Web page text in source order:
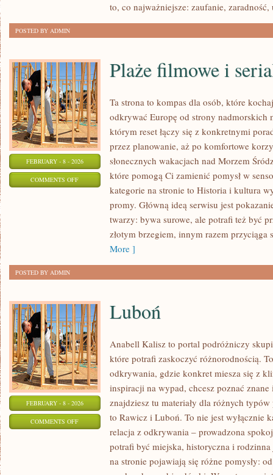
to, co najważniejsze: zaufanie,
POSTED BY ADMIN
FEBRUARY - 8 - 2026
COMMENTS OFFON
SERIALOWE
Plaże filmowe i
Ta strona to kompas dla osób, które
odkrywać Europę od strony nadmorskich
którym reset łączy się z konkretnymi
przez planowanie, aż po komfortowe
słonecznych wakacjach nad Morzem
które pomogą Ci zamienić pomysł w
kategorie na stronie to Historia i kultura
promy. Główną ideą serwisu jest
twarzy: bywa surowe, ale potrafi też być
złotym brzegiem, innym razem przyciąga
More ]
POSTED BY ADMIN
FEBRUARY - 8 - 2026
COMMENTS OFFON
Luboń
Anabell Kalisz to portal podróżniczy
które potrafi zaskoczyć różnorodnością.
odkrywania, gdzie konkret miesza się z
inspiracji na wypad, chcesz poznać
znajdziesz tu materiały dla różnych
to Rawicz i Luboń. To nie jest wyłącznie
relacja z odkrywania – prowadzona
potrafi być miejska, historyczna i rodzinna
na stronie pojawiają się różne pomysły: